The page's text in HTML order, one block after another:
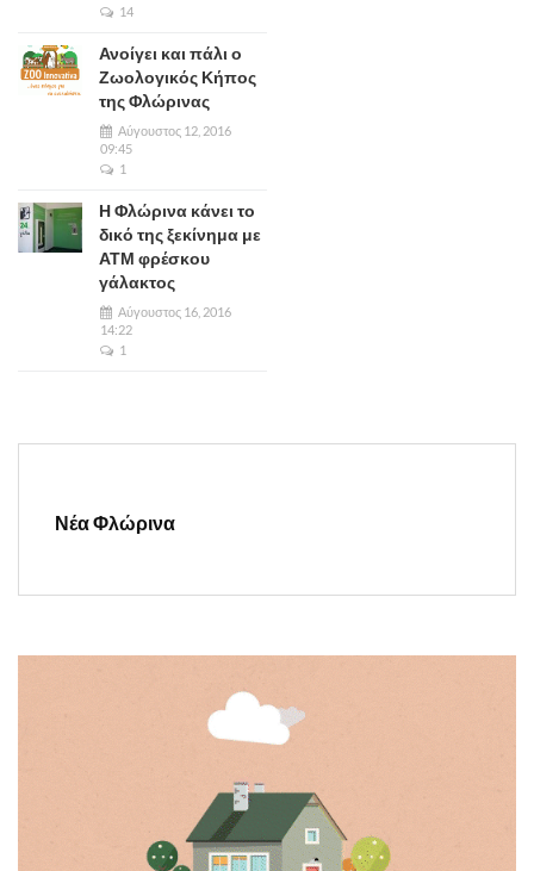
14
Ανοίγει και πάλι ο
Ζωολογικός Κήπος
της Φλώρινας
Αύγουστος 12, 2016
09:45
1
Η Φλώρινα κάνει το
δικό της ξεκίνημα με
ΑΤΜ φρέσκου
γάλακτος
Αύγουστος 16, 2016
14:22
1
Νέα Φλώρινα